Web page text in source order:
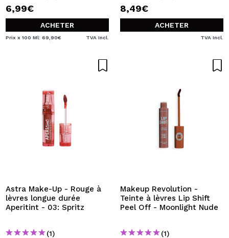
6,99€
ACHETER
Prix x 100 Ml: 69,90€ TVA Incl.
8,49€
ACHETER
TVA Incl.
Astra Make-Up - Rouge à
lèvres longue durée
Aperitint - 03: Spritz
(1)
Makeup Revolution -
Teinte à lèvres Lip Shift
Peel Off - Moonlight Nude
(1)